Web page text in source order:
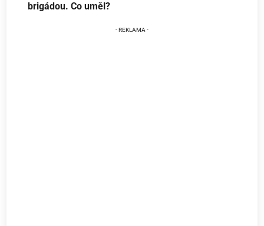
brigádou. Co uměl?